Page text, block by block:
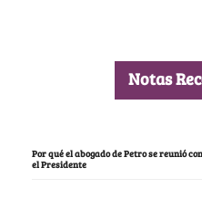
Notas
Por qué el abogado de Petro se reunió
el Presidente